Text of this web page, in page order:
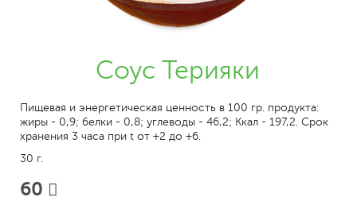
Соус Терияки
Пищевая и энергетическая ценность в 100 гр. продукта:
жиры - 0,9; белки - 0,8; углеводы - 46,2; Ккал - 197,2. Срок
хранения 3 часа при t от +2 до +6.
30 г.
60